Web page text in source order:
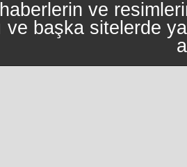
ve
ve başka sitelerde